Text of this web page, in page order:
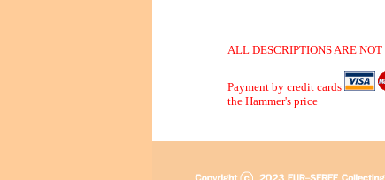
ALL DESCRIPTIONS ARE
Payment by credit cards
the Hammer's price